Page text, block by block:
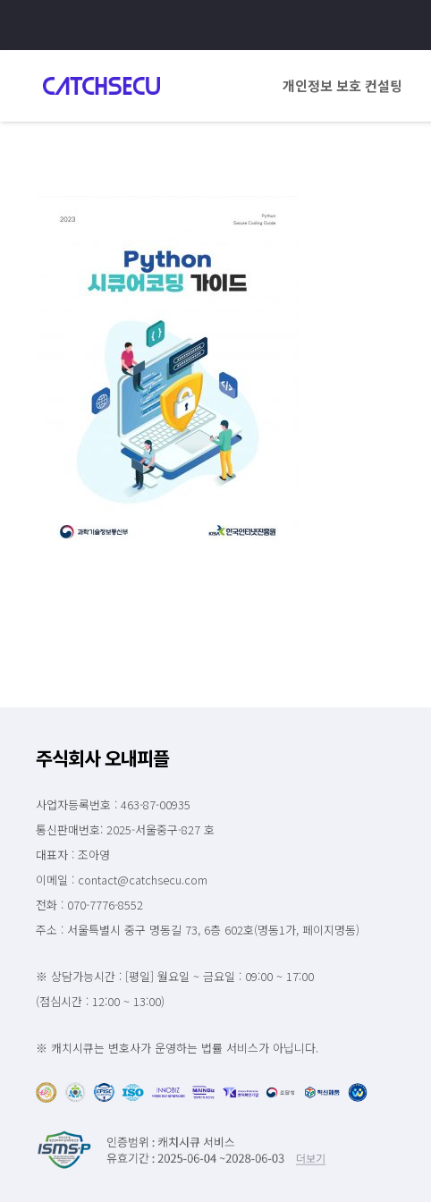
개인정보 보호 컨설팅
주식회사 오내피플
사업자등록번호 : 463-87-00935
통신판매번호: 2025-서울중구-827 호
대표자 : 조아영
이메일 : contact@catchsecu.com
전화 : 070-7776-8552
주소 : 서울특별시 중구 명동길 73, 6층 602호(명동1가, 페이지명동)
※ 상담가능시간 : [평일] 월요일 ~ 금요일 : 09:00 ~ 17:00
(점심시간 : 12:00 ~ 13:00)
※ 캐치시큐는 변호사가 운영하는 법률 서비스가 아닙니다.